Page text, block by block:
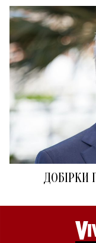
ДОБІРКИ